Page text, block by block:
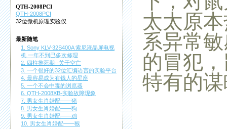
QTH-2008PCI
QTH-2008PCI
32位微机原理实验仪
最新随笔
1. Sony KLV-32S400A 索尼液晶屏电视
机 一年不到已多次修理
2. 四柱推死期--关于空亡
3. 一个很好的32位汇编语言的实验平台
4. 最容易成为有钱人的星座
5. 一个不会中毒的浏览器
6. QTH-2008XB-实验故障现象
7. 男女生肖婚配——猪
8. 男女生肖婚配——狗
9. 男女生肖婚配——鸡
10. 男女生肖婚配——猴
太太原
系异常
的冒犯
特有的